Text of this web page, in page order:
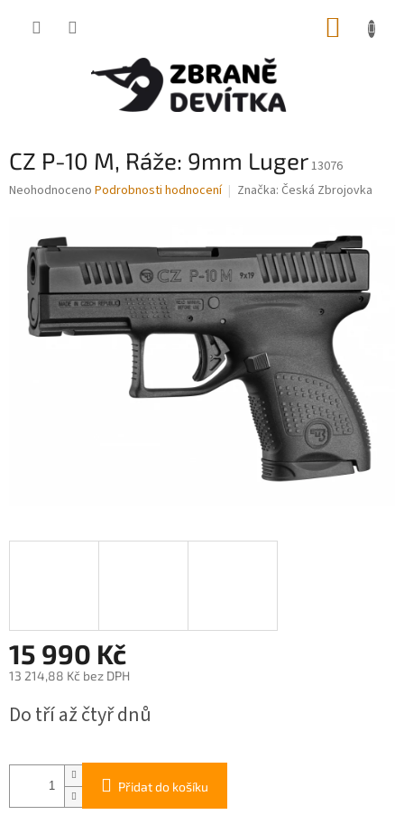
CZ P-10 M, Ráže: 9mm Luger13076
Průměrné
hvězdiček.
Neohodnoceno Podrobnosti hodnocení Značka: Česká Zbrojovka
15 990 Kč
13 214,88 Kč bez DPH
cena:
Do tří až čtyř dnů
Přidat do košíku